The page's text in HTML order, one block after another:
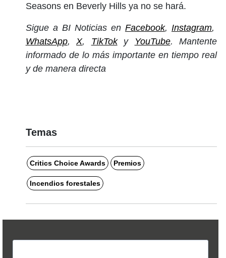
Seasons en Beverly Hills ya no se hará.
Sigue a BI Noticias en Facebook, Instagram,
WhatsApp,X, TikToky YouTube. Mantente
informado de lo más importante en tiempo real
y de manera directa
Temas
Critics Choice Awards Premios
Incendios forestales